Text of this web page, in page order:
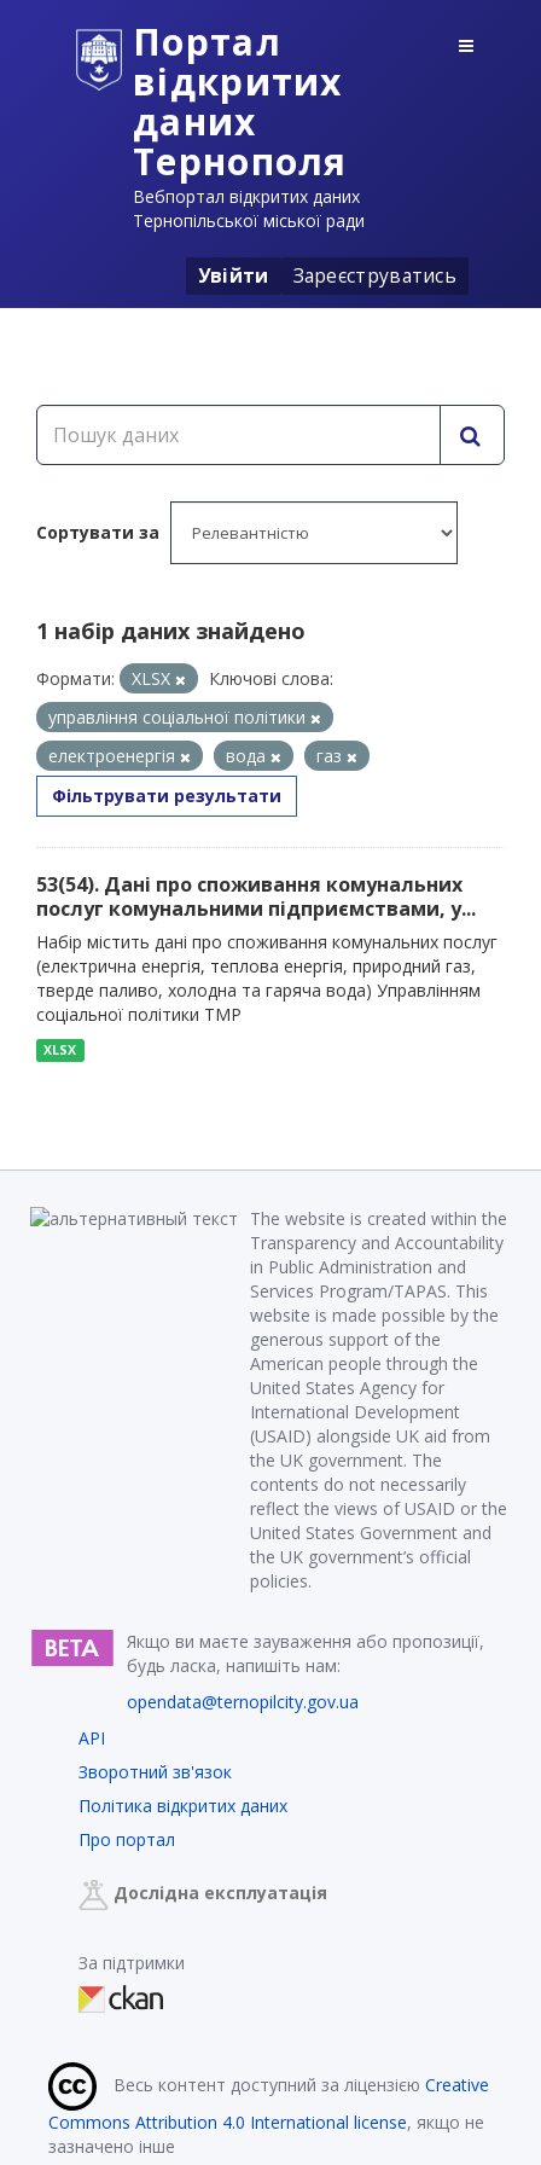
Портал
відкритих
даних
Тернополя
Вебпортал відкритих даних
Тернопільської міської ради
Увійти Зареєструватись
Сортувати за
1 набір даних знайдено
Формати: XLSX
Ключові слова:
управління соціальної політики
електроенергія
вода
газ
Фільтрувати результати
53(54). Дані про споживання комунальних
послуг комунальними підприємствами, у...
Набір містить дані про споживання комунальних послуг
(електрична енергія, теплова енергія, природний газ,
тверде паливо, холодна та гаряча вода) Управлінням
соціальної політики ТМР
XLSX
The website is created within the
Transparency and Accountability
in Public Administration and
Services Program/TAPAS. This
website is made possible by the
generous support of the
American people through the
United States Agency for
International Development
(USAID) alongside UK aid from
the UK government. The
contents do not necessarily
reflect the views of USAID or the
United States Government and
the UK government’s official
policies.
Якщо ви маєте зауваження або пропозиції,
будь ласка, напишіть нам:
opendata@ternopilcity.gov.ua
API
Зворотний зв'язок
Політика відкритих даних
Про портал
Дослідна експлуатація
За підтримки
Весь контент доступний за ліцензією Creative
Commons Attribution 4.0 International license, якщо не
зазначено інше